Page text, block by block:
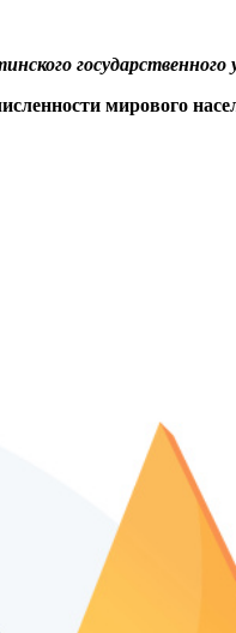
государственного
мирового